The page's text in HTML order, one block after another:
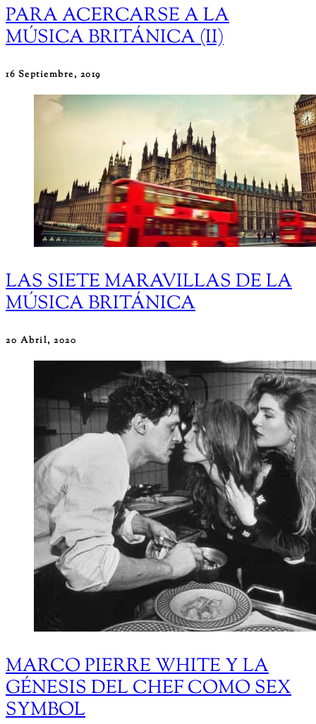
PARA ACERCARSE A LA
MÚSICA BRITÁNICA (II)
16 Septiembre, 2019
LAS SIETE MARAVILLAS DE LA
MÚSICA BRITÁNICA
20 Abril, 2020
MARCO PIERRE WHITE Y LA
GÉNESIS DEL CHEF COMO SEX
SYMBOL